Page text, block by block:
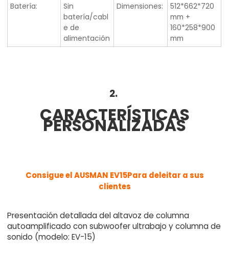
Batería:
Sin
batería/cabl
e de
alimentación
Dimensiones:
512*662*720
mm +
160*258*900
mm
2.
CARACTERÍSTICAS
PERSONALIZADAS
Consigue el AUSMAN EV15Para deleitar a sus
clientes
Presentación detallada del altavoz de columna
autoamplificado con subwoofer ultrabajo y columna de
sonido (modelo: EV-15)